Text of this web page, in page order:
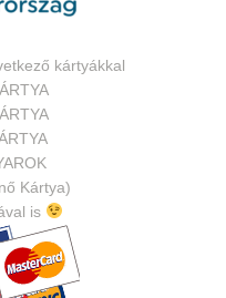
kártyákkal
Kártya)
is